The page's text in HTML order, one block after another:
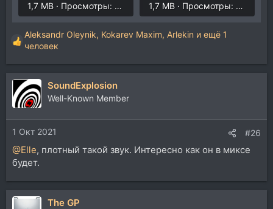
1,7 MB · Просмотры: 2.149 1,7 MB · Просмотры: 2.154
Р
к
ц
и
Aleksandr Oleynik, Kokarev Maxim, Arlekin и ещё 1
человек
SoundExplosion
Well-Known Member
1 Окт 2021 #26
@Elle, плотный такой звук. Интересно как он в миксе
будет.
The GP